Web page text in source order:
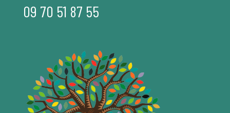
09 70 51 87 55